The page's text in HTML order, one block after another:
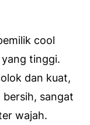
cool
tinggi.
dan kuat,
sangat
wajah.